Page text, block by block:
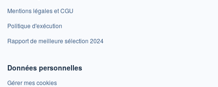
Mentions légales et CGU
Politique d'exécution
Rapport de meilleure sélection 2024
Données personnelles
Gérer mes cookies